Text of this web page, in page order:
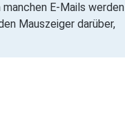
E-Mails werden
Mauszeiger darüber,